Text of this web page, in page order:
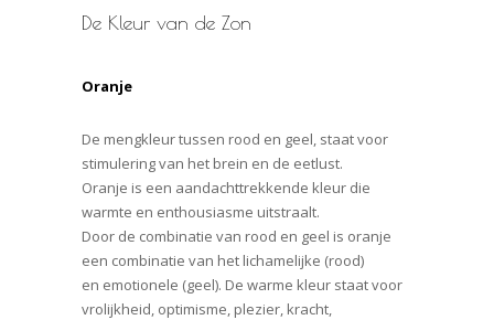
De Kleur van de Zon
Oranje
De mengkleur tussen rood en geel, staat voor
stimulering van het brein en de eetlust.
Oranje is een aandachttrekkende kleur die
warmte en enthousiasme uitstraalt.
Door de combinatie van rood en geel is oranje
een combinatie van het lichamelijke (rood)
en emotionele (geel). De warme kleur staat voor
vrolijkheid, optimisme, plezier, kracht,